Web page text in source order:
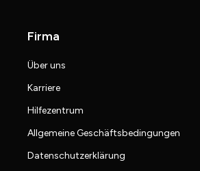
Firma
Über uns
Karriere
Hilfezentrum
Allgemeine Geschäftsbedingungen
Datenschutzerklärung